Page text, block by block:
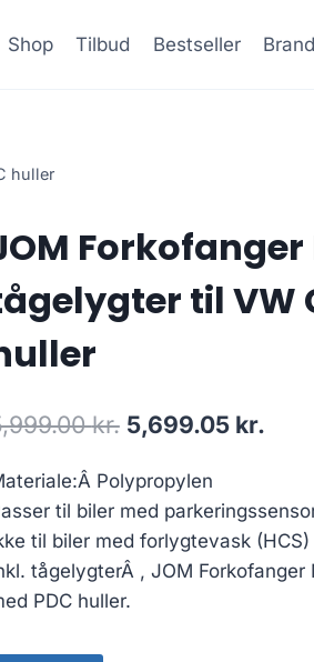
Shop Tilbud Bestseller
huller
til VW
kr. Den
pris
var:
5,999.00 kr..
5,699.05 kr.
er:
Polypropylen
til biler med
til biler med forlygtevask (HCS)
tågelygterÂ , JOM
PDC huller.